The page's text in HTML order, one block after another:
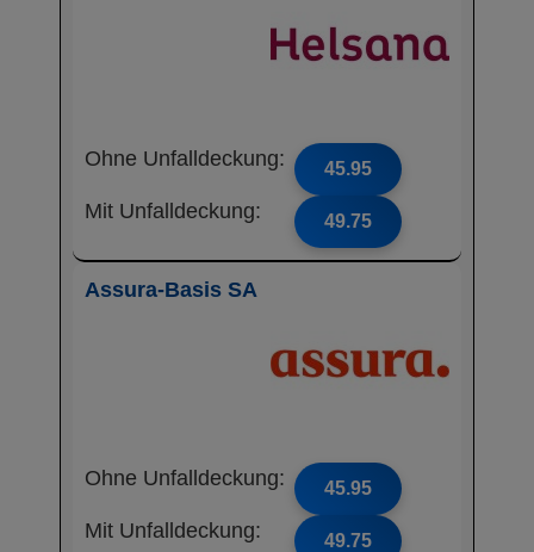
Ohne Unfalldeckung: 45.95
Mit Unfalldeckung: 49.75
Assura-Basis SA
Ohne Unfalldeckung: 45.95
Mit Unfalldeckung: 49.75